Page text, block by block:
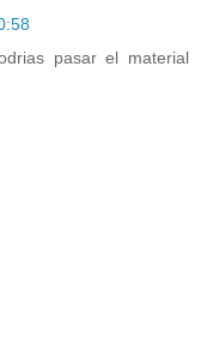
pasar el material